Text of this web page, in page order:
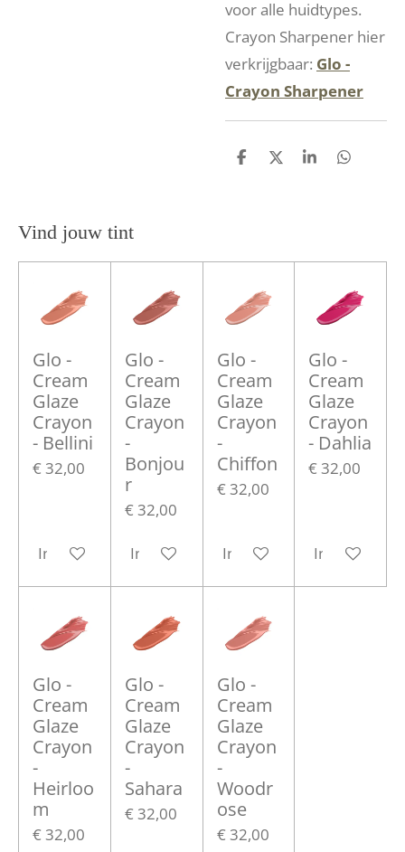
voor alle huidtypes.
Crayon Sharpener hier
verkrijgbaar: Glo -
Crayon Sharpener
D
D
S
D
Vind jouw tint
Glo -
Cream
Glaze
Crayon
- Bellini
€ 32,00
In winkelwagen
Glo -
Cream
Glaze
Crayon
-
Bonjou
r
€ 32,00
In winkelwagen
Glo -
Cream
Glaze
Crayon
-
Chiffon
€ 32,00
In winkelwagen
Glo -
Cream
Glaze
Crayon
- Dahlia
€ 32,00
In
Glo -
Cream
Glaze
Crayon
-
Heirloo
m
€ 32,00
Glo -
Cream
Glaze
Crayon
-
Sahara
€ 32,00
Glo -
Cream
Glaze
Crayon
-
Woodr
ose
€ 32,00